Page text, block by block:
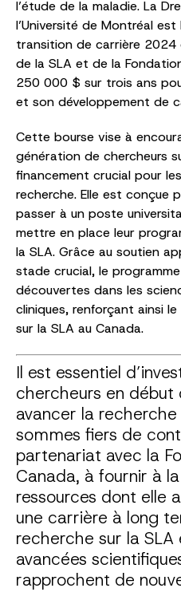
l’étude de la maladie. La
l’Université de Montréal
transition de carrière 2024
de la SLA et de la
250 000 $ sur trois ans
et son développement de
Cette bourse vise à
génération de chercheurs
financement crucial pour
recherche. Elle est conçue
passer à un poste
mettre en place leur
la SLA. Grâce au soutien
stade crucial, le
découvertes dans les
cliniques, renforçant ainsi
sur la SLA au Canada.
Il est essentiel
chercheurs en
avancer la recherche
sommes fiers de
partenariat avec la
Canada, à fournir à
ressources dont elle
une carrière à long
recherche sur la
avancées
rapprochent de